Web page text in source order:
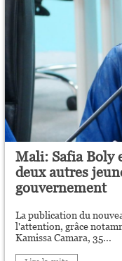
Mali: Safia Boly
deux autres
gouvernement
La publication du
l'attention, grâce
Kamissa Camara, 35...